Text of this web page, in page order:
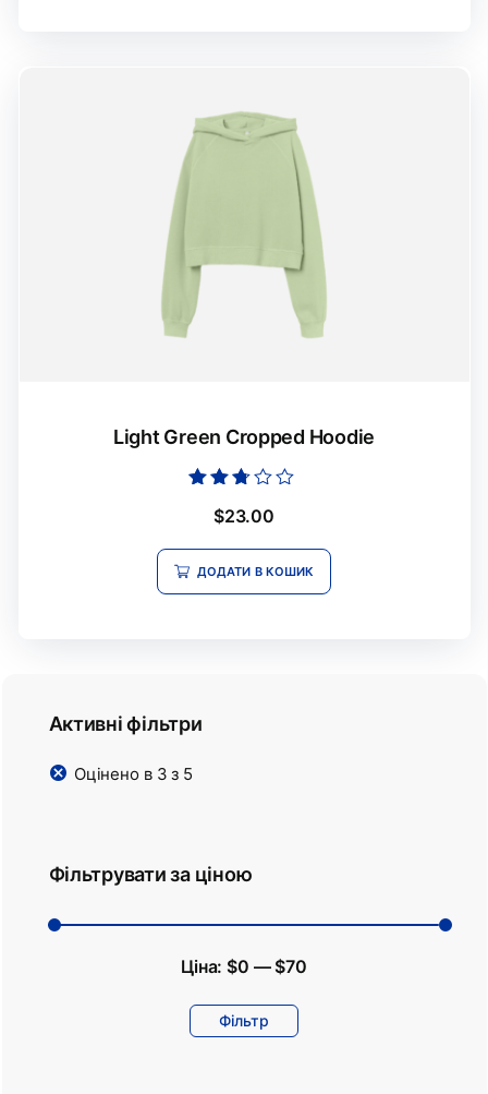
Light Green Cropped Hoodie
в
з 5
$23.00
ДОДАТИ В КОШИК
Активні фільтри
Оцінено в 3 з 5
Фільтрувати за ціною
Фільтр
Ціна:$0 —$70